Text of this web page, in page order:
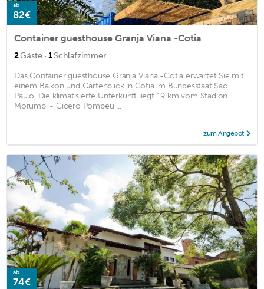
ab
82€
Container guesthouse Granja Viana -Cotia
2Gäste · 1Schlafzimmer
Das Container guesthouse Granja Viana -Cotia erwartet Sie mit
einem Balkon und Gartenblick in Cotia im Bundesstaat Sao
Paulo. Die klimatisierte Unterkunft liegt 19 km vom Stadion
Morumbi - Cicero Pompeu ...
zum Angebot
ab
74€